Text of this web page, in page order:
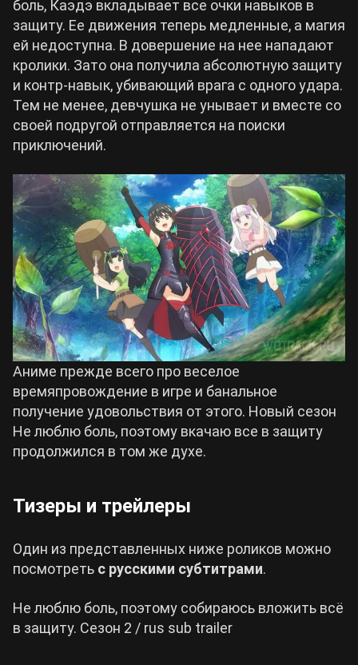
боль, Каэдэ вкладывает все очки навыков в
защиту. Ее движения теперь медленные, а магия
ей недоступна. В довершение на нее нападают
кролики. Зато она получила абсолютную защиту
и контр-навык, убивающий врага с одного удара.
Тем не менее, девчушка не унывает и вместе со
своей подругой отправляется на поиски
приключений.
Аниме прежде всего про веселое
времяпровождение в игре и банальное
получение удовольствия от этого. Новый сезон
Не люблю боль, поэтому вкачаю все в защиту
продолжился в том же духе.
Тизеры и трейлеры
Один из представленных ниже роликов можно
посмотреть с русскими субтитрами.
Не люблю боль, поэтому собираюсь вложить всё
в защиту. Сезон 2 / rus sub trailer